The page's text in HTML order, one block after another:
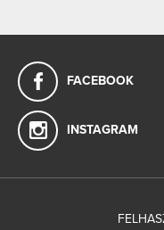
FACEBOOK
INSTAGRAM